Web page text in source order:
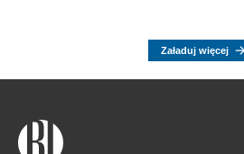
Załaduj więcej